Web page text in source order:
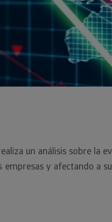
un análisis sobre la
y afectando a